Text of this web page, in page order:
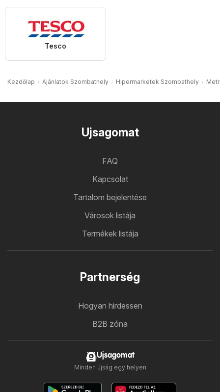
Tesco
Kezdőlap Ajánlatok Szombathely Hipermarketek Szombathely
Ujsagomat
FAQ
Kapcsolat
Tartalom bejelentése
Városok listája
Termékek listája
Partnerség
Hogyan hirdessen
B2B zóna
Ujsagomat
Minden újság egy helyen